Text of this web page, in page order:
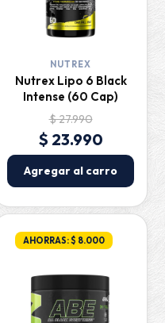
NUTREX
Nutrex Lipo 6 Black
Intense (60 Cap)
$ 27.990
$ 23.990
Agregar al carro
AHORRAS: $ 8.000